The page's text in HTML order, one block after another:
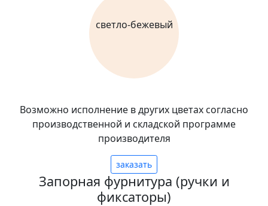
светло-бежевый
Возможно исполнение в других цветах согласно
производственной и складской программе
производителя
заказать
Запорная фурнитура (ручки и
фиксаторы)